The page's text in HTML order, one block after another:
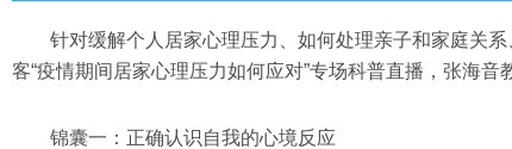
针对缓解个人居家心理压力、如何处理亲子和家庭关
客“疫情期间居家心理压力如何应对”专场科普直播，张海音
锦囊一：正确认识自我的心境反应